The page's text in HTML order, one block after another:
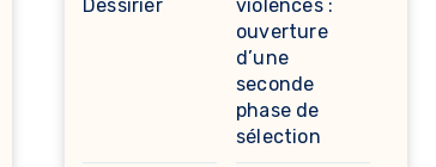
Dessirier
violences :
ouverture
d’une
seconde
phase de
sélection